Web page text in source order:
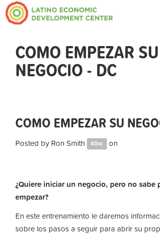
COMO EMPEZAR SU
NEGOCIO - DC
COMO EMPEZAR SU
Posted by Ron Smith 40sc on
¿Quiere iniciar un negocio, pero no sabe
empezar?
En este entrenamiento le daremos
sobre los pasos a seguir para abrir su